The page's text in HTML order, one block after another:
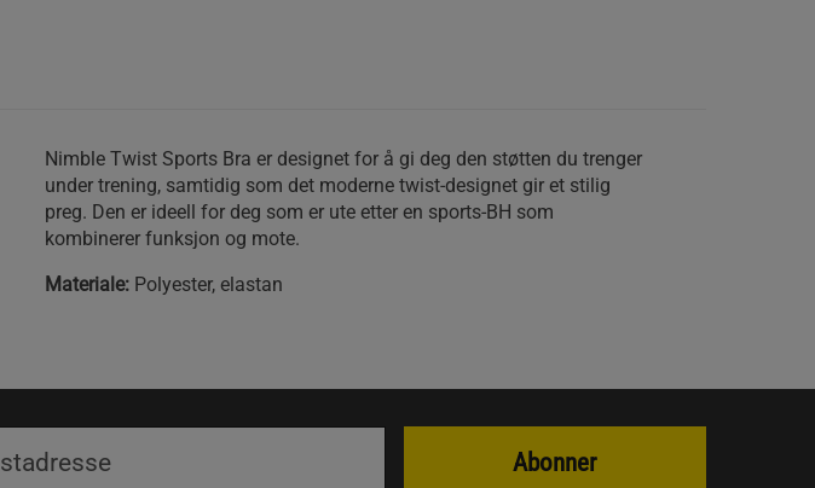
Nimble Twist Sports Bra er designet for å gi deg den støtten du trenger
under trening, samtidig som det moderne twist-designet gir et stilig
preg. Den er ideell for deg som er ute etter en sports-BH som
kombinerer funksjon og mote.
Materiale:Polyester, elastan
Abonner